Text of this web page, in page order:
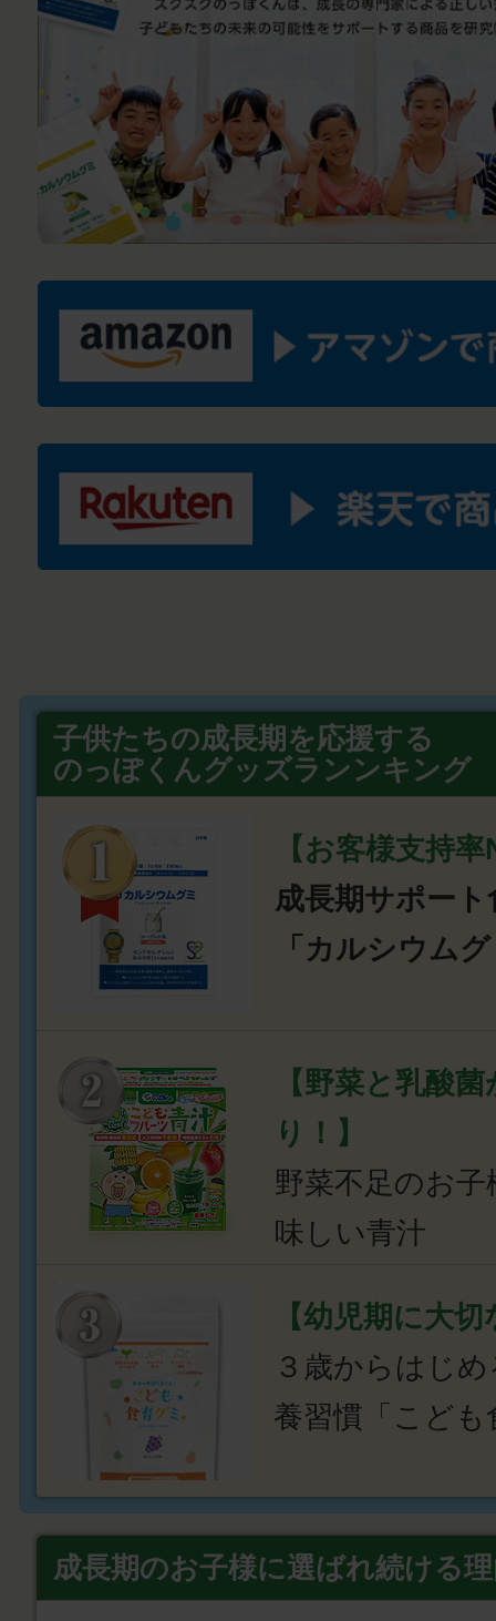
子供たちの成長期を応援する
のっぽくんグッズランンキング
【お客様支持
成長期サポート
「カルシウム
【野菜と乳酸
り！】
野菜不足のお
味しい青汁
【幼児期に大
３歳からはじ
養習慣「こども
成長期のお子様に選ばれ続ける